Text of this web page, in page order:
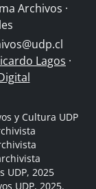
Archivos ·
Lagos ·
y Cultura UDP
UDP, 2025
UDP, 2025.